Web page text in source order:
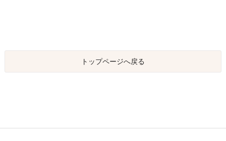
トップページへ戻る